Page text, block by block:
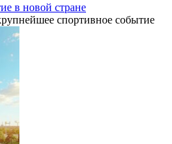
в новой стране
спортивное событие